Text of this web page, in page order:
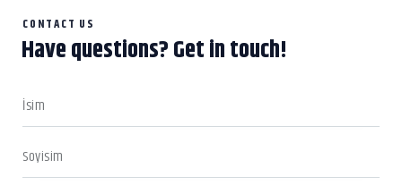
CONTACT US
Have questions?Get in touch!